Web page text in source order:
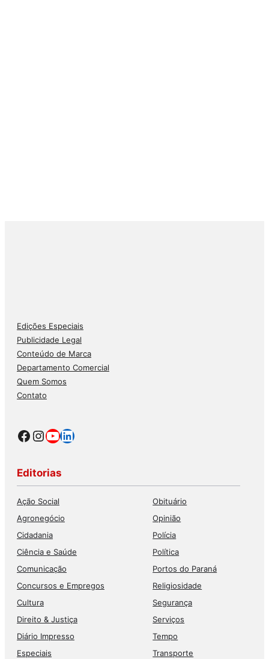
Edições Especiais
Publicidade Legal
Conteúdo de Marca
Departamento Comercial
Quem Somos
Contato
Facebook
Instagram
Youtube
LinkedIn
Editorias
Ação Social
Agronegócio
Cidadania
Ciência e Saúde
Comunicação
Concursos e Empregos
Cultura
Direito & Justiça
Diário Impresso
Especiais
Obituário
Opinião
Polícia
Política
Portos do Paraná
Religiosidade
Segurança
Serviços
Tempo
Transporte